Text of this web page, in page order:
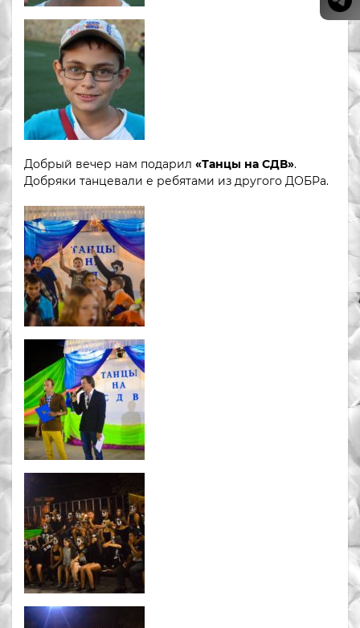
Добрый вечер нам подарил «Танцы на СДВ».
Добряки танцевали е ребятами из другого ДОБРа.